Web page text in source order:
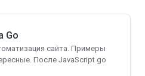
Go
сайта. Примеры
После JavaScript go